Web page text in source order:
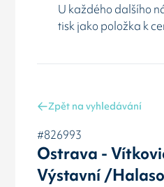
U každého dalšího
tisk jako položka k
Zpět na vyhledávání
#826993
Ostrava -
Výstavní /